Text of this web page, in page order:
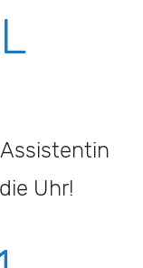
Uhr!